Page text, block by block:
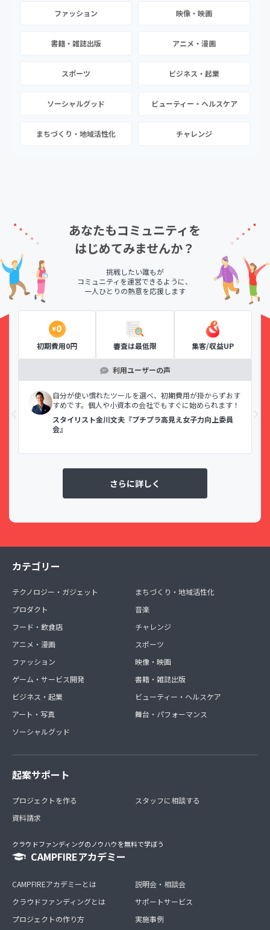
ファッション 映像・映画
書籍・雑誌出版 アニメ・漫画
スポーツ ビジネス・起業
ソーシャルグッド ビューティー・ヘルスケア
まちづくり・地域活性化 チャレンジ
あなたもコミュニティを
はじめてみませんか？
挑戦したい誰もが
コミュニティを運営できるように、
一人ひとりの熱意を応援します
初期費用0円 審査は最低限 集客/収益UP
利用ユーザーの声
自分が使い慣れたツールを選べ、初期費用が掛からずおす
すめです。個人や小資本の会社でもすぐに始められます！
スタイリスト金川文夫『プチプラ高見え女子力向上委員
会』
さらに詳しく
カテゴリー
テクノロジー・ガジェット
プロダクト
フード・飲食店
アニメ・漫画
ファッション
ゲーム・サービス開発
ビジネス・起業
アート・写真
ソーシャルグッド
まちづくり・地域活性化
音楽
チャレンジ
スポーツ
映像・映画
書籍・雑誌出版
ビューティー・ヘルスケア
舞台・パフォーマンス
起案サポート
プロジェクトを作る
資料請求
スタッフに相談する
クラウドファンディングのノウハウを無料で学ぼう
CAMPFIREアカデミー
CAMPFIREアカデミーとは
クラウドファンディングとは
プロジェクトの作り方
説明会・相談会
サポートサービス
実施事例